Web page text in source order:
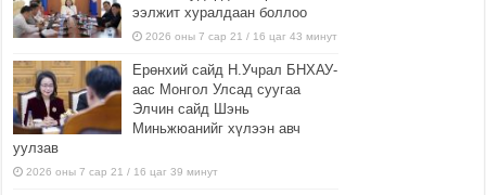
ээлжит хуралдаан боллоо
2026 оны 7 сар 21 / 16 цаг 43 минут
Ерөнхий сайд Н.Учрал БНХАУ-
аас Монгол Улсад суугаа
Элчин сайд Шэнь
Миньжюанийг хүлээн авч
уулзав
2026 оны 7 сар 21 / 16 цаг 39 минут